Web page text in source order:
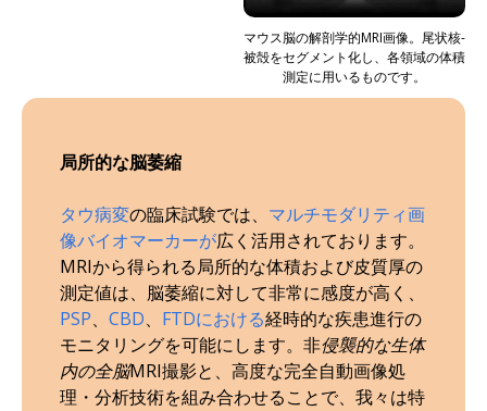
マウス脳の解剖学的MRI画像。尾状核-
被殻をセグメント化し、各領域の体積
測定に用いるものです。
局所的な脳萎縮
タウ病変の臨床試験では、 マルチモダリティ画
像バイオマーカーが広く活用されております。
MRIから得られる局所的な体積および皮質厚の
測定値は、脳萎縮に対して非常に感度が高く、
PSP、 CBD、 FTDにおける経時的な疾患進行の
モニタリングを可能にします。非侵襲的な生体
内の全脳MRI撮影と、高度な完全自動画像処
理・分析技術を組み合わせることで、我々は特